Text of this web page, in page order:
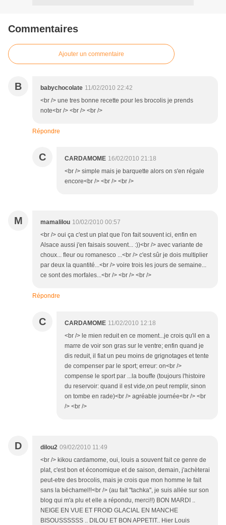
Commentaires
Ajouter un commentaire
B babychocolate 11/02/2010 22:42
<br /> une tres bonne recette pour les brocolis je prends
note<br /> <br /> <br />
Répondre
C CARDAMOME 16/02/2010 21:18
<br /> simple mais je barquette alors on s'en régale
encore<br /> <br /> <br />
M mamalilou 10/02/2010 00:57
<br /> oui ça c'est un plat que l'on fait souvent ici, enfin en
Alsace aussi j'en faisais souvent... :))<br /> avec variante de
choux... fleur ou romanesco ...<br /> c'est sûr je dois multiplier
par deux la quantité...<br /> voire trois les jours de semaine...
ce sont des morfales...<br /> <br /> <br />
Répondre
C CARDAMOME 11/02/2010 12:18
<br /> le mien reduit en ce moment...je crois qu'il en a
marre de voir son gras sur le ventre; enfin quand je
dis reduit, il fiat un peu moins de grignotages et tente
de compenser par le sport; erreur: on<br />
compense le sport par ...la bouffe (toujours l'histoire
du reservoir: quand il est vide,on peut remplir, sinon
on tombe en rade)<br /> agréable journée<br /> <br
/> <br />
D dilou2 09/02/2010 11:49
<br /> kikou cardamome, oui, louis a souvent fait ce genre de
plat, c'est bon et économique et de saison, demain, j'achèterai
peut-etre des brocolis, mais je crois que mon homme le fait
sans la béchamel!!<br /> (au fait "tachka", je suis allée sur son
blog qui m'a plu et elle a répondu, merci!!) BON MARDI ..
NEIGE EN VUE ET FROID GLACIAL EN MANCHE
BISOUSSSSSS .. DILOU ET BON APPETIT.. Hier Louis